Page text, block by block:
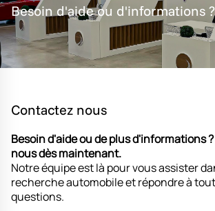
Besoin d'aide ou d'informations ?
Contactez nous
Besoin d'aide ou de plus d'informations ?
nous dès maintenant.
Notre équipe est là pour vous assister
recherche automobile et répondre à
questions.